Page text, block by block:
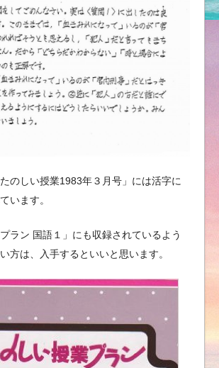
のしい授業1983年３月号」には活字に
います。
プラン 国語１」にも収録されているよう
方は、入手するといいと思います。